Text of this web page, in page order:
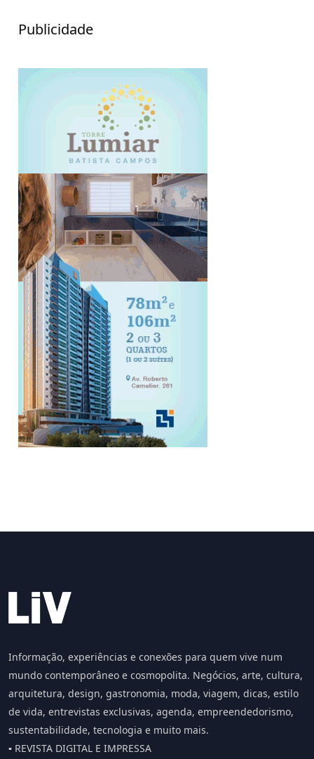
Publicidade
Informação, experiências e conexões para quem vive num
mundo contemporâneo e cosmopolita. Negócios, arte, cultura,
arquitetura, design, gastronomia, moda, viagem, dicas, estilo
de vida, entrevistas exclusivas, agenda, empreendedorismo,
sustentabilidade, tecnologia e muito mais.
▪️ REVISTA DIGITAL E IMPRESSA